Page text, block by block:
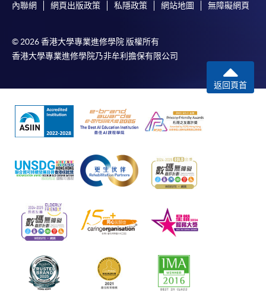
內聯網 網頁出版政策 私隱政策 網站地圖 無障礙網頁
© 2026 香港大學專業進修學院 版權所有
香港大學專業進修學院乃非牟利擔保有限公司
返回頁首